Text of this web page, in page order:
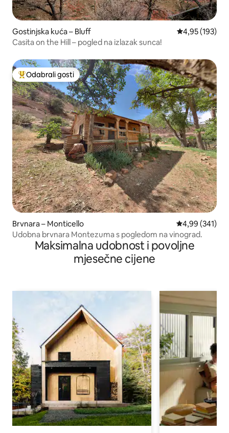
Gostinjska kuća – Bluff Prosječna
4,95 (193)
Casita on the Hill – pogled na izlazak sunca!
Među najviše rangiranima s oznakom „Odabrali gosti”
Odabrali gosti
Brvnara – Monticello Prosječna
4,99 (341)
Udobna brvnara Montezuma s pogledom na vinograd.
Maksimalna udobnost i povoljne
mjesečne cijene